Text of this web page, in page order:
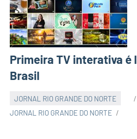
Primeira TV interativa é
Brasil
JORNAL RIO GRANDE DO NORTE
JORNAL RIO GRANDE DO NORTE